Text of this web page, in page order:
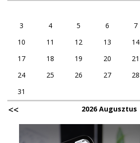
3
4 5 6 7
10
11 12 13 14
17
18 19 20 21
24
25 26 27 28
31
2026 Augusztus